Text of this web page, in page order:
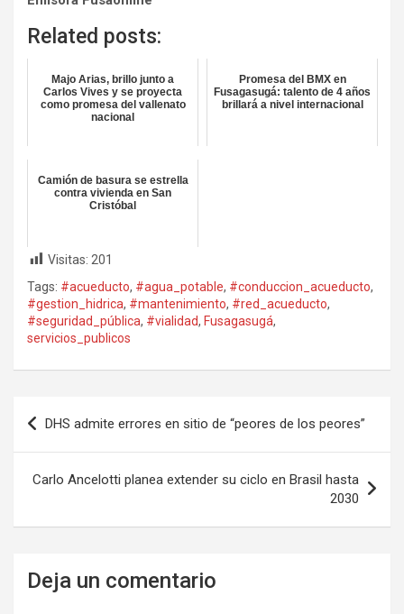
Related posts:
Majo Arias, brillo junto a
Carlos Vives y se proyecta
como promesa del vallenato
nacional
Promesa del BMX en
Fusagasugá: talento de 4 años
brillará a nivel internacional
Camión de basura se estrella
contra vivienda en San
Cristóbal
Visitas: 201
Tags: #acueducto, #agua_potable, #conduccion_acueducto,
#gestion_hidrica, #mantenimiento, #red_acueducto,
#seguridad_pública, #vialidad, Fusagasugá,
servicios_publicos
Navegación
de
entradas
DHS admite errores en sitio de “peores de los peores”
Carlo Ancelotti planea extender su ciclo en Brasil hasta
2030
Deja un comentario